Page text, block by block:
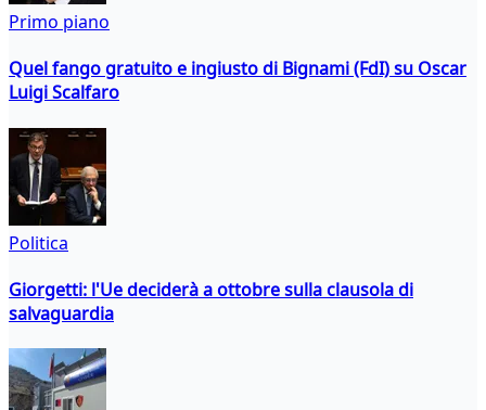
Primo piano
Quel fango gratuito e ingiusto di Bignami (FdI) su Oscar
Luigi Scalfaro
Politica
Giorgetti: l'Ue deciderà a ottobre sulla clausola di
salvaguardia